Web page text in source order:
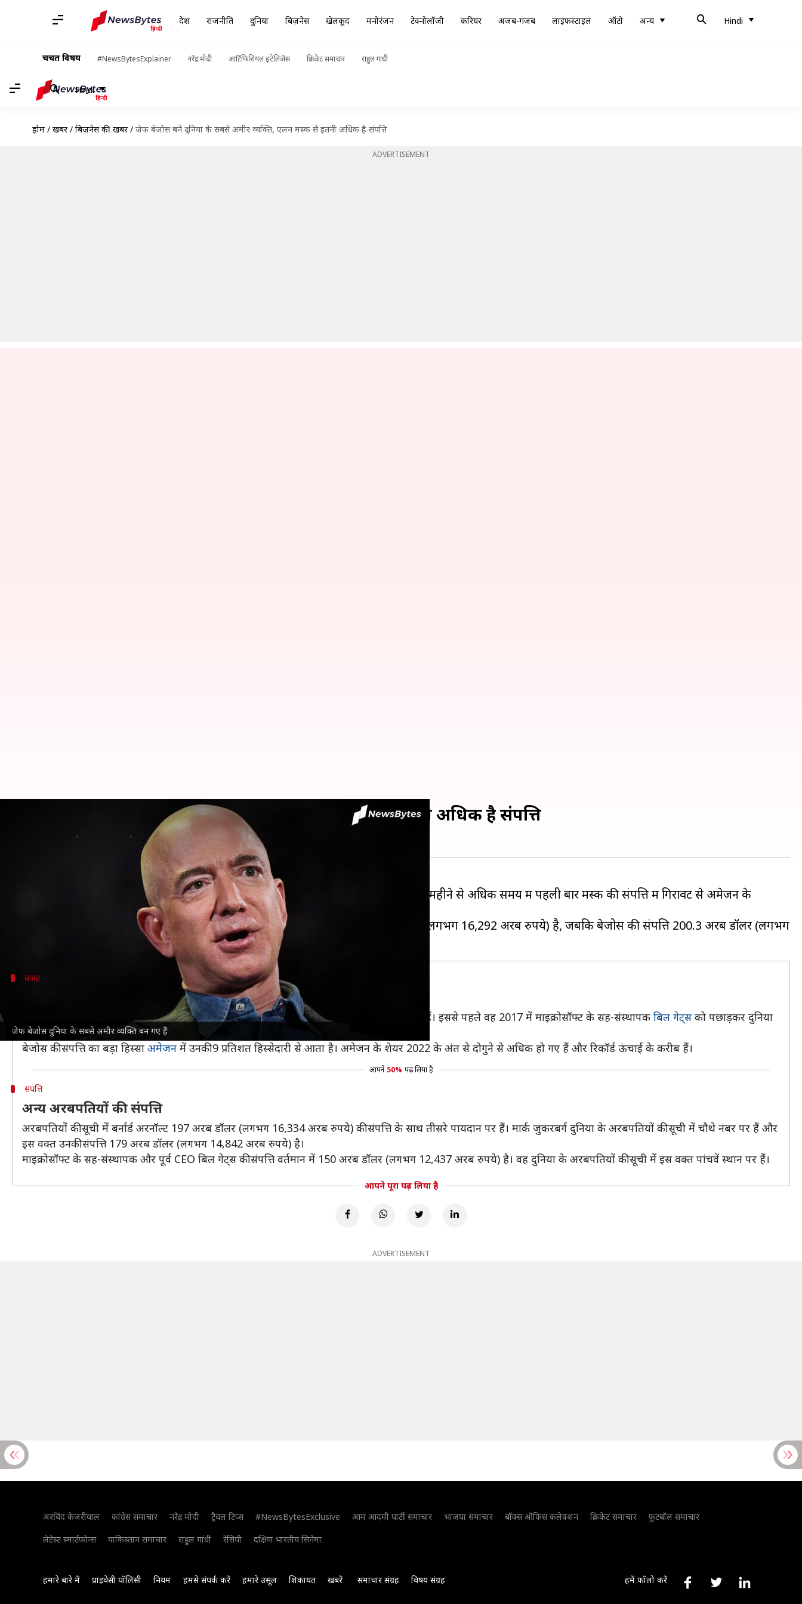
देश राजनीति दुनिया बिज़नेस खेलकूद मनोरंजन टेक्नोलॉजी करियर अजब-गजब लाइफस्टाइल ऑटो अन्य Hindi
चर्चित विषय #NewsBytesExplainer नरेंद्र मोदी आर्टिफिशियल इंटेलिजेंस क्रिकेट समाचार राहुल गांधी
Hindi
होम / खबरें / बिज़नेस की खबरें / जेफ बेजोस बने दुनिया के सबसे अमीर व्यक्ति, एलन मस्क से इतनी अधिक है संपत्ति
ADVERTISEMENT
जेफ बेजोस दुनिया के सबसे अमीर व्यक्ति बन गए हैं
जेफ बेजोस बने दुनिया के सबसे अमीर व्यक्ति, एलन मस्क से इतनी अधिक है संपत्ति
09:25 am
संपत्ति के मामले में अब दुनिया के सबसे अमीर व्यक्ति नहीं रहे। बीते 9 महीने से अधिक समय में पहली बार मस्क की संपत्ति में गिरावट से अमेजन के
दुनिया के सबसे अमीर व्यक्ति बन गए हैं।
टेस्ला के शेयरों में 7.2 प्रतिशत की गिरावट के कारण मस्क की कुल संपत्ति अब 197.7 अरब डॉलर (लगभग 16,292 अरब रुपये) है, जबकि बेजोस की संपत्ति 200.3 अरब डॉलर (लगभग
वजह
2021 के बाद पहली बार सबसे अमीर व्यक्ति बने बेजोस
की सबसे अमीर लोगों की रैंकिंग की सूची में बेजोस 2021 के बाद पहली बार पहले स्थान पर पहुंचे हैं। इससे पहले वह 2017 में माइक्रोसॉफ्ट के सह-संस्थापक बिल गेट्सको पछाड़कर दुनिया
के सबसे अमीर व्यक्ति बन गए थे।
बेजोस की संपत्ति का बड़ा हिस्सा अमेजन में उनकी 9 प्रतिशत हिस्सेदारी से आता है। अमेजन के शेयर 2022 के अंत से दोगुने से अधिक हो गए हैं और रिकॉर्ड ऊंचाई के करीब हैं।
आपने 50% पढ़ लिया है
संपत्ति
अन्य अरबपतियों की संपत्ति
अरबपतियों की सूची में बर्नार्ड अरनॉल्ट 197 अरब डॉलर (लगभग 16,334 अरब रुपये) की संपत्ति के साथ तीसरे पायदान पर हैं। मार्क जुकरबर्ग दुनिया के अरबपतियों की सूची में चौथे नंबर पर हैं और
इस वक्त उनकी संपत्ति 179 अरब डॉलर (लगभग 14,842 अरब रुपये) है।
माइक्रोसॉफ्ट के सह-संस्थापक और पूर्व CEO बिल गेट्स की संपत्ति वर्तमान में 150 अरब डॉलर (लगभग 12,437 अरब रुपये) है। वह दुनिया के अरबपतियों की सूची में इस वक्त पांचवें स्थान पर हैं।
आपने पूरा पढ़ लिया है
ADVERTISEMENT
अरविंद केजरीवाल कांग्रेस समाचार नरेंद्र मोदी ट्रैवल टिप्स #NewsBytesExclusive आम आदमी पार्टी समाचार भाजपा समाचार बॉक्स ऑफिस कलेक्शन क्रिकेट समाचार
फुटबॉल समाचार
लेटेस्ट स्मार्टफोन्स
पाकिस्तान समाचार राहुल गांधी रेसिपी दक्षिण भारतीय सिनेमा
हमारे बारे में प्राइवेसी पॉलिसी नियम हमसे संपर्क करें हमारे उसूल शिकायत खबरें समाचार संग्रह विषय संग्रह हमें फॉलो करें